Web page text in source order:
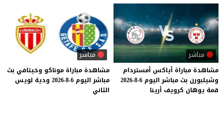
مباشر
مشاهدة مباراة أياكس أمستردام
وشيلبورن بث مباشر اليوم 6-8-2026
قمة يوهان كرويف أرينا
مباشر
مشاهدة مباراة موناكو وخيتافي بث
مباشر اليوم 6-8-2026 ودية لويس
الثاني